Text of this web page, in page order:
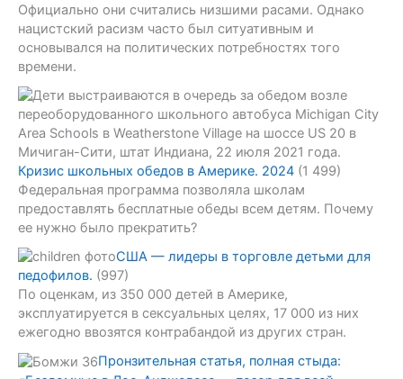
Официально они считались низшими расами. Однако
нацистский расизм часто был ситуативным и
основывался на политических потребностях того
времени.
Кризис школьных обедов в Америке. 2024 (1 499)
Федеральная программа позволяла школам
предоставлять бесплатные обеды всем детям. Почему
ее нужно было прекратить?
США — лидеры в торговле детьми для
педофилов. (997)
По оценкам, из 350 000 детей в Америке,
эксплуатируется в сексуальных целях, 17 000 из них
ежегодно ввозятся контрабандой из других стран.
Пронзительная статья, полная стыда: